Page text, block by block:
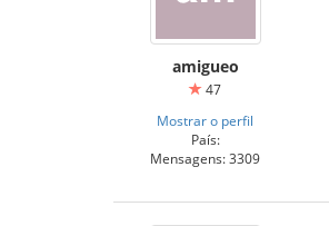
amigueo
47
Mostrar o perfil
País:
Mensagens: 3309